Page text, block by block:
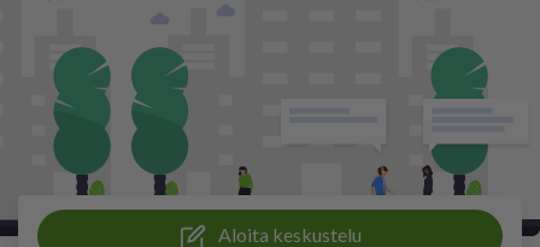
Aloita keskustelu